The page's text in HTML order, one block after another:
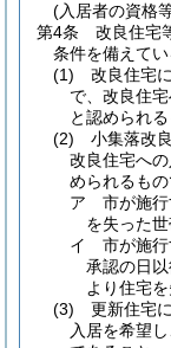
(入居者の資格
第4条
改良住宅
条件を備えてい
(1)
改良住宅
で、改良住
と認められる
(2)
小集落改
改良住宅へ
められるもの
ア
市が施
を失った
イ
市が施
承認の日
より住宅
(3)
更新住宅
入居を希望